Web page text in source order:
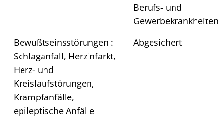
Berufs- und
Gewerbekrankheiten
Bewußtseinsstörungen :
Schlaganfall, Herzinfarkt,
Herz- und
Kreislaufstörungen,
Krampfanfälle,
epileptische Anfälle
Abgesichert